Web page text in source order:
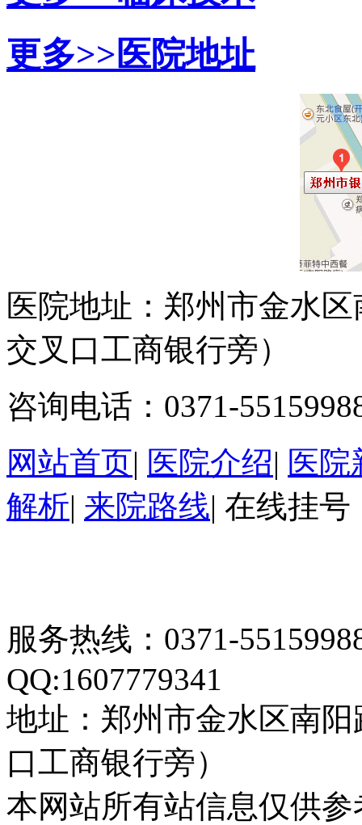
更多>>医院地址
医院地址：郑州市金水
交叉口工商银行旁）
咨询电话：0371-
网站首页| 医院介绍| 医院
解析| 来院路线| 在线挂号
服务热线：0371-
QQ:1607779341
地址：郑州市金水区南
口工商银行旁）
本网站所有站信息仅供